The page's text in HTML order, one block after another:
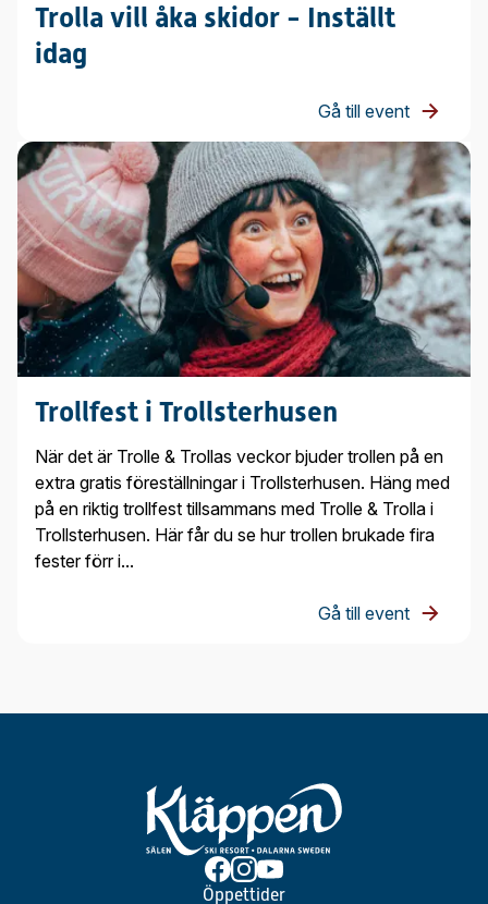
Trolla vill åka skidor - Inställt
idag
Gå till event
Trollfest i Trollsterhusen
När det är Trolle & Trollas veckor bjuder trollen på en
extra gratis föreställningar i Trollsterhusen. Häng med
på en riktig trollfest tillsammans med Trolle & Trolla i
Trollsterhusen. Här får du se hur trollen brukade fira
fester förr i...
Gå till event
Öppettider